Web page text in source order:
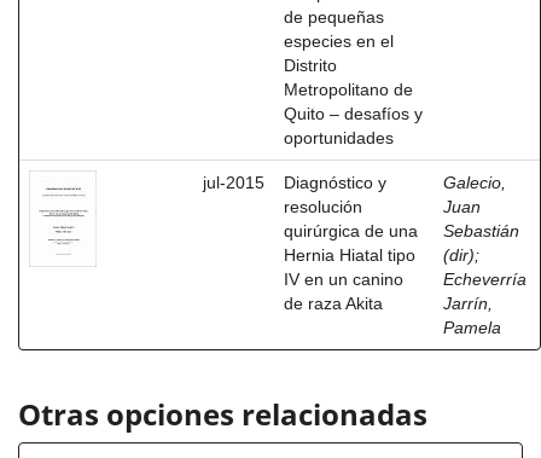
de pequeñas
especies en el
Distrito
Metropolitano de
Quito – desafíos y
oportunidades
jul-2015
Diagnóstico y
resolución
quirúrgica de una
Hernia Hiatal tipo
IV en un canino
de raza Akita
Galecio,
Juan
Sebastián
(dir);
Echeverría
Jarrín,
Pamela
Otras opciones relacionadas